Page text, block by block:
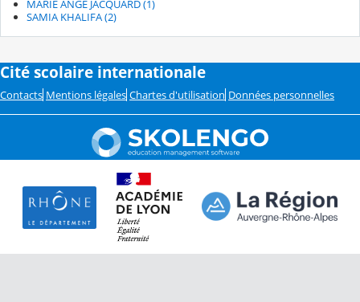
MARIE ANGE JACQUARD (1)
SAMIA KHALIFA (2)
Cité scolaire internationale
Contacts Mentions légales Chartes d'utilisation Données personnelles